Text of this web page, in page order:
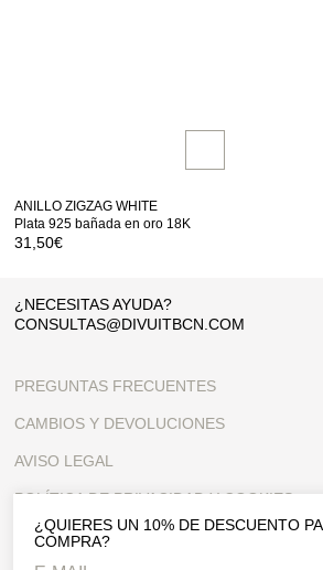
ANILLO ZIGZAG WHITE
Plata 925 bañada en oro 18K
31,50€
¿QUIERES UN 10% DE DESCUENTO
COMPRA?
¿NECESITAS AYUDA?
CONSULTAS@DIVUITBCN.COM
PREGUNTAS FRECUENTES
CAMBIOS Y DEVOLUCIONES
AVISO LEGAL
POLÍTICA DE PRIVACIDAD Y COOKIES
CONDICIONES GENERALES